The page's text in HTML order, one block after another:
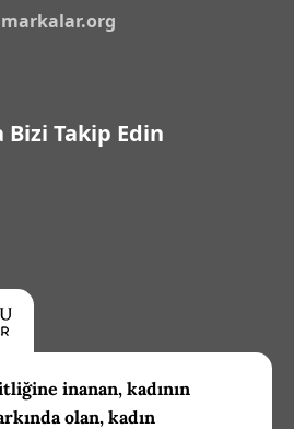
Bizi Takip Edin
inanan, kadının
olan, kadın